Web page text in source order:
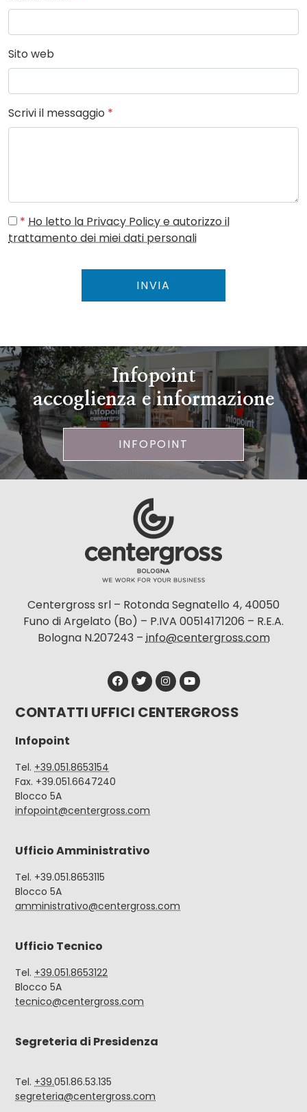
Sito web
Scrivi il messaggio *
* Ho letto la Privacy Policy e autorizzo il
trattamento dei miei dati personali
INVIA
Infopoint
accoglienza e informazione
INFOPOINT
Centergross srl – Rotonda Segnatello 4, 40050
Funo di Argelato (Bo) – P.IVA 00514171206 – R.E.A.
Bologna N.207243 –info@centergross.com
CONTATTI UFFICI CENTERGROSS
Infopoint
Tel. +39.051.8653154
Fax. +39.051.6647240
Blocco 5A
infopoint@centergross.com
Ufficio Amministrativo
Tel. +39.051.8653115
Blocco 5A
amministrativo@centergross.com
Ufficio Tecnico
Tel. +39.051.8653122
Blocco 5A
tecnico@centergross.com
Segreteria di Presidenza
Tel. +39.051.86.53.135
segreteria@centergross.com